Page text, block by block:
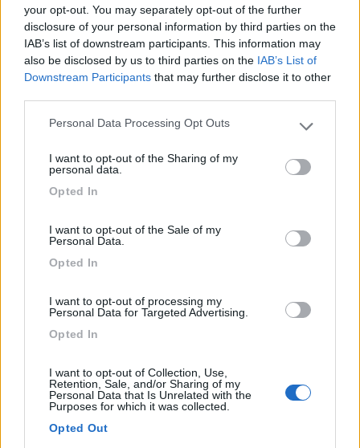
your opt-out. You may separately opt-out of the further
disclosure of your personal information by third parties on the
IAB’s list of downstream participants. This information may
also be disclosed by us to third parties on the IAB’s List of
Downstream Participants that may further disclose it to other
Please note that this website/app uses one or more Google
not limited to your visit or usage behaviour. You may click to
grant or deny consent to Google and its third-party tags to
use your data for below specified purposes in below Google
Personal Data Processing Opt Outs
I want to opt-out of the Sharing of my
personal data.
Opted In
I want to opt-out of the Sale of my
Personal Data.
Opted In
I want to opt-out of processing my
Personal Data for Targeted Advertising.
Opted In
I want to opt-out of Collection, Use,
Retention, Sale, and/or Sharing of my
Personal Data that Is Unrelated with the
Purposes for which it was collected.
Opted Out
Barcellona - 207.5km
Paseo García Faria/ Rambla Prim - Barcelona
Area di sosta (AA)
Area Polfust - Bellvei
Area sosta per circa 20 camper, su erba. Vicino alla ferr...